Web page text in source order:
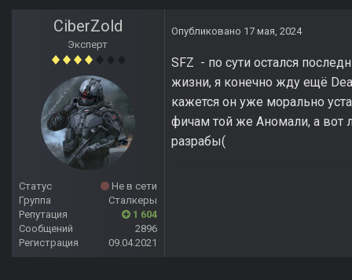
CiberZold
Эксперт
Статус
Не в сети
Группа
Сталкеры
Репутация
1 604
Сообщений
2896
Регистрация
09.04.2021
Опубликовано 17 мая, 2024
SFZ - по сути остался
жизни, я конечно жду ещё
кажется он уже морально
фичам той же Аномали, а вот
разрабы(